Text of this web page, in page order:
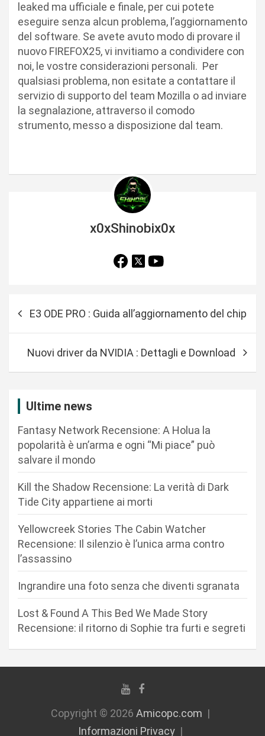
leaked ma ufficiale e finale, per cui potete
eseguire senza alcun problema, l’aggiornamento
del software. Se avete avuto modo di provare il
nuovo FIREFOX25, vi invitiamo a condividere con
noi, le vostre considerazioni personali. Per
qualsiasi problema, non esitate a contattare il
servizio di supporto del team Mozilla o ad inviare
la segnalazione, attraverso il comodo
strumento, messo a disposizione dal team.
x0xShinobix0x
i
E3 ODE PRO : Guida all’aggiornamento del chip
Nuovi driver da NVIDIA : Dettagli e Download
Ultime news
Fantasy Network Recensione: A Holua la
popolarità è un’arma e ogni “Mi piace” può
salvare il mondo
Kill the Shadow Recensione: La verità di Dark
Tide City appartiene ai morti
Yellowcreek Stories The Cabin Watcher
Recensione: Il silenzio è l’unica arma contro
l’assassino
Ingrandire una foto senza che diventi sgranata
Lost & Found A This Bed We Made Story
Recensione: il ritorno di Sophie tra furti e segreti
Copyright © 2026 Amicopc.com
Informazioni Privacy